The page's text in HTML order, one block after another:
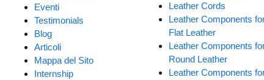
Eventi
Testimonials
Blog
Articoli
Mappa del Sito
Internship
Leather Cords
Leather Components
Flat Leather
Leather Components
Round Leather
Leather Components